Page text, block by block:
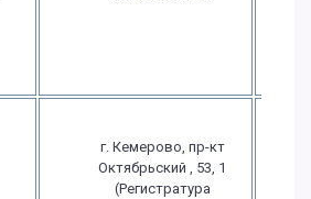
г. Кемерово, пр-кт
Октябрьский , 53, 1
(Регистратура